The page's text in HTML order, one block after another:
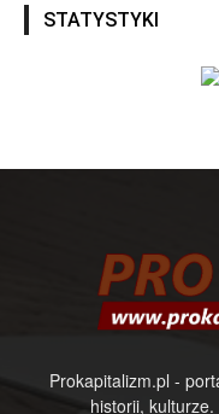
STATYSTYKI
Prokapitalizm.pl -
historii,